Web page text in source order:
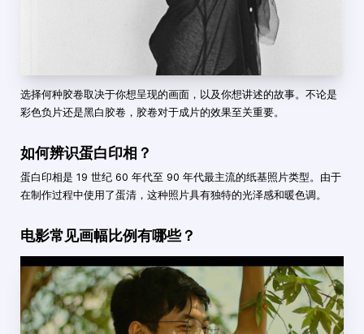
选择何种胶卷取决于你想呈现的画面，以及你想讲述的故事。不论是
彩色负片还是黑白胶卷，胶卷对于成片的效果至关重要。
如何辨识蛋白印相？
蛋白印相是 19 世纪 60 年代至 90 年代最主流的纸基照片类型。由于
在制作过程中使用了蛋清，这种照片具有独特的光泽感和暖色调。
电影常见画幅比例有哪些？